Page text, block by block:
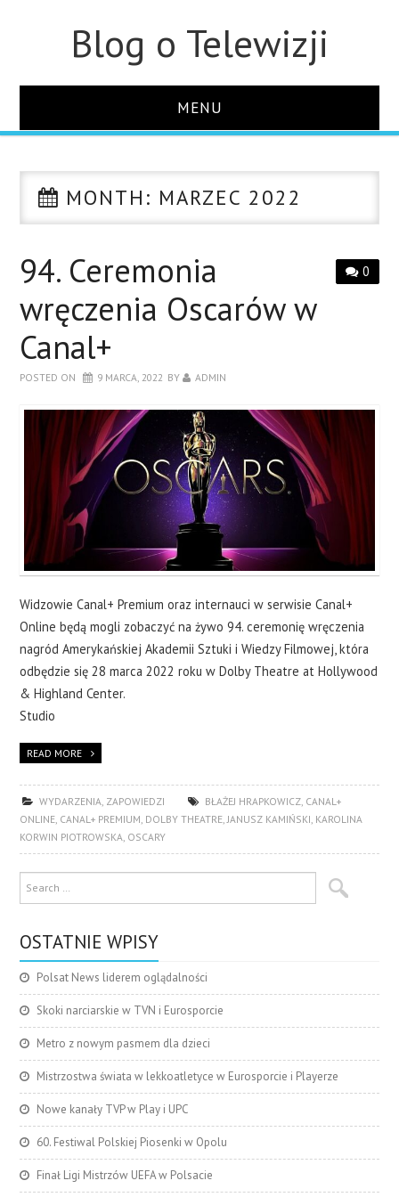
Blog o Telewizji
MENU
O STRONIEMONTH: MARZEC 2022
0
94. Ceremonia
wręczenia Oscarów w
Canal+
POSTED ON 9 MARCA, 2022 BY ADMIN
Widzowie Canal+ Premium oraz internauci w serwisie Canal+
Online będą mogli zobaczyć na żywo 94. ceremonię wręczenia
nagród Amerykańskiej Akademii Sztuki i Wiedzy Filmowej, która
odbędzie się 28 marca 2022 roku w Dolby Theatre at Hollywood
& Highland Center.
Studio
READ MORE
WYDARZENIA, ZAPOWIEDZI BŁAŻEJ HRAPKOWICZ, CANAL+
ONLINE, CANAL+ PREMIUM, DOLBY THEATRE,JANUSZ KAMIŃSKI, KAROLINA
KORWIN PIOTROWSKA, OSCARY
OSTATNIE WPISY
Polsat News liderem oglądalności
Skoki narciarskie w TVN i Eurosporcie
Metro z nowym pasmem dla dzieci
Mistrzostwa świata w lekkoatletyce w Eurosporcie i Playerze
Nowe kanały TVP w Play i UPC
60. Festiwal Polskiej Piosenki w Opolu
Finał Ligi Mistrzów UEFA w Polsacie